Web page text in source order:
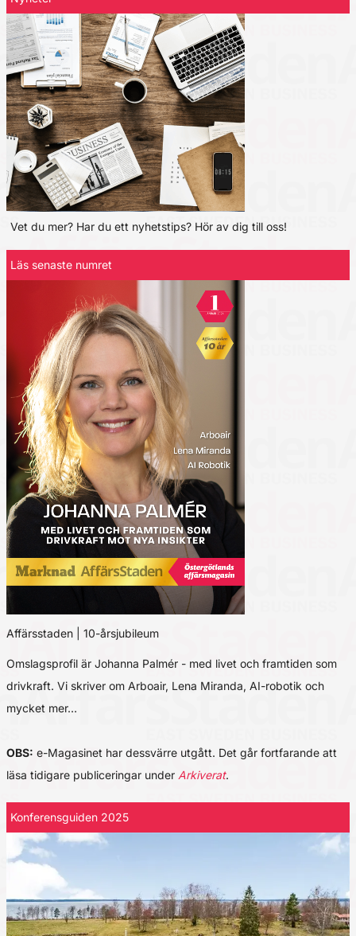
Vet du mer? Har du ett nyhetstips? Hör av dig till oss!
Läs senaste numret
Affärsstaden | 10-årsjubileum
Omslagsprofil är Johanna Palmér - med livet och framtiden som
drivkraft. Vi skriver om Arboair, Lena Miranda, AI-robotik och
mycket mer…
OBS: e-Magasinet har dessvärre utgått. Det går fortfarande att
läsa tidigare publiceringar under Arkiverat.
Konferensguiden 2025